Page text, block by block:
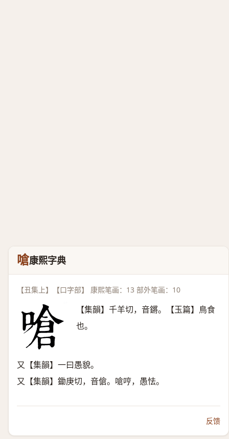
嗆康熙字典
【丑集上】【口字部】 康熙笔画：13 部外笔画：10
【集韻】千羊切，音鏘。【玉篇】鳥食
也。
又【集韻】一曰愚貌。
又【集韻】鋤庚切，音傖。嗆哼，愚怯。
反馈